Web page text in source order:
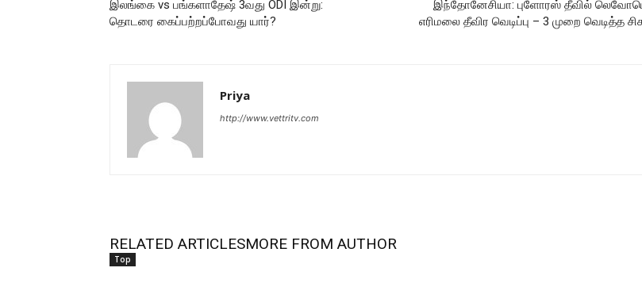
இலங்கை vs பங்களாதேஷ் 3வது ODI இன்று:
தொடரை கைப்பற்றப்போவது யார்?
இந்தோனேசியா: புளோரஸ் தீவில்
எரிமலை தீவிர வெடிப்பு – 3 முறை வெடித்த
Priya
http://www.vettritv.com
RELATED ARTICLESMORE FROM AUTHOR
Top